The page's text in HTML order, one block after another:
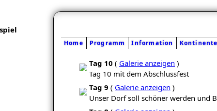
Home Programm Information
Tag 10 ( Galerie anzeigen )
Tag 10 mit dem Abschlussfest
Tag 9 ( Galerie anzeigen )
Unser Dorf soll schöner werden und